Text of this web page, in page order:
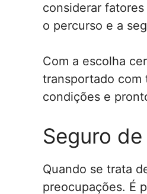
considerar
o percurso e a
Com a escolha
transportado com
condições e
Seguro
Quando se trata
preocupações. É